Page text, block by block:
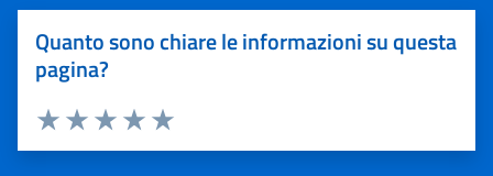
Quanto sono chiare le informazioni su questa
pagina?
Valuta 5 stelle su 5
Valuta 4 stelle su 5
Valuta 3 stelle su 5
Valuta 2 stelle su 5
Valuta 1 stelle su 5